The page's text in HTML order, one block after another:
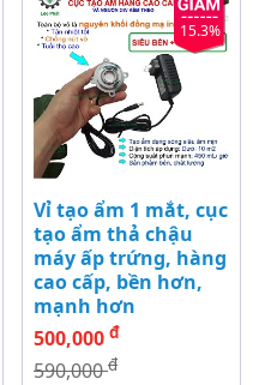
15.3%
Vỉ tạo ẩm 1 mắt, cục
tạo ẩm thả chậu
máy ấp trứng, hàng
cao cấp, bền hơn,
mạnh hơn
500,000 đ
590,000đ